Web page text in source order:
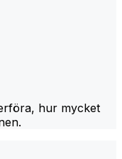
hur mycket